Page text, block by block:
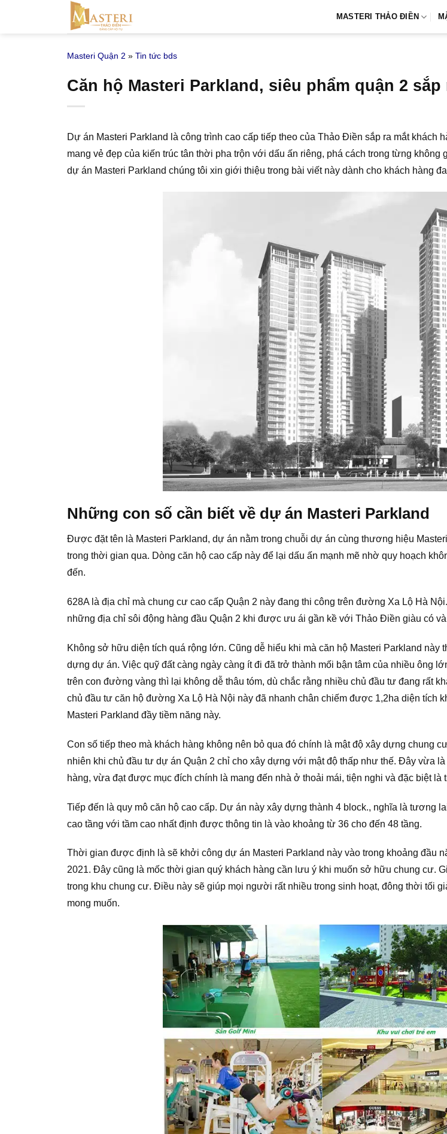
MASTERI THẢO ĐIỀN
Masteri Quận 2 » Tin tức bds
Căn hộ Masteri Parkland, siêu phẩm quận 2 sắp
Dự án Masteri Parkland là công trình cao cấp tiếp theo của Thảo Điền sắp ra mắt khách
mang vẻ đẹp của kiến trúc tân thời pha trộn với dấu ấn riêng, phá cách trong từng
dự án Masteri Parkland chúng tôi xin giới thiệu trong bài viết này dành cho khách hàng
Những con số cần biết về dự án Masteri Parkland
Được đặt tên là Masteri Parkland, dự án nằm trong chuỗi dự án cùng thương hiệu
trong thời gian qua. Dòng căn hộ cao cấp này để lại dấu ấn mạnh mẽ nhờ quy hoạch
đến.
628A là địa chỉ mà chung cư cao cấp Quận 2 này đang thi công trên đường Xa Lộ Hà
những địa chỉ sôi động hàng đầu Quận 2 khi được ưu ái gần kề với Thảo Điền giàu có và
Không sở hữu diện tích quá rộng lớn. Cũng dễ hiểu khi mà căn hộ Masteri Parkland
dựng dự án. Việc quỹ đất càng ngày càng ít đi đã trở thành mối bận tâm của nhiều ông
trên con đường vàng thì lại không dễ thâu tóm, dù chắc rằng nhiều chủ đầu tư đang rất
chủ đầu tư căn hộ đường Xa Lộ Hà Nội này đã nhanh chân chiếm được 1,2ha diện tích
Masteri Parkland đầy tiềm năng này.
Con số tiếp theo mà khách hàng không nên bỏ qua đó chính là mật độ xây dựng chung
nhiên khi chủ đầu tư dự án Quận 2 chỉ cho xây dựng với mật độ thấp như thế. Đây vừa
hàng, vừa đạt được mục đích chính là mang đến nhà ở thoải mái, tiện nghi và đặc biệt là
Tiếp đến là quy mô căn hộ cao cấp. Dự án này xây dựng thành 4 block., nghĩa là tương
cao tầng với tầm cao nhất định được thông tin là vào khoảng từ 36 cho đến 48 tầng.
Thời gian được định là sẽ khởi công dự án Masteri Parkland này vào trong khoảng đầu
2021. Đây cũng là mốc thời gian quý khách hàng cần lưu ý khi muốn sở hữu chung cư.
trong khu chung cư. Điều này sẽ giúp mọi người rất nhiều trong sinh hoạt, đông thời tối
mong muốn.